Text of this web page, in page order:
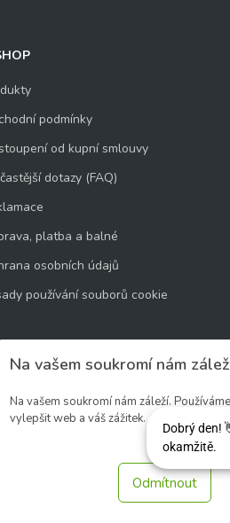
Na vašem soukromí nám
Na vašem soukromí nám záleží.
vylepšit web a váš zážitek.
Odmítnout
podmínky
od kupní smlouvy
dotazy (FAQ)
platba a balné
osobních údajů
používání souborů cookie